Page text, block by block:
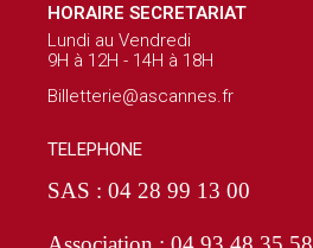
HORAIRE SECRETARIAT
Lundi au Vendredi
9H à 12H - 14H à 18H
Billetterie@ascannes.fr
TELEPHONE
SAS : 04 28 99 13 00